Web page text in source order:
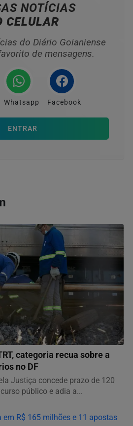
NOTÍCIAS
CELULAR
do Diário Goianiense
de mensagens.
Whatsapp Facebook
ENTRAR
categoria recua sobre a
no DF
Justiça concede prazo de 120
público e adia a...